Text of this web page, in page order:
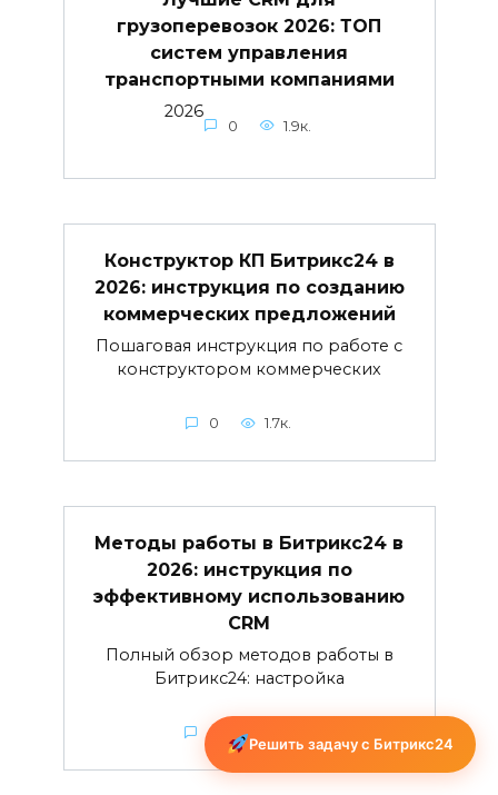
грузоперевозок 2026: ТОП
систем управления
транспортными компаниями
2026
0 1.9к.
Конструктор КП Битрикс24 в
2026: инструкция по созданию
коммерческих предложений
Пошаговая инструкция по работе с
конструктором коммерческих
0 1.7к.
Методы работы в Битрикс24 в
2026: инструкция по
эффективному использованию
CRM
Полный обзор методов работы в
Битрикс24: настройка
0
Решить задачу с Битрикс24